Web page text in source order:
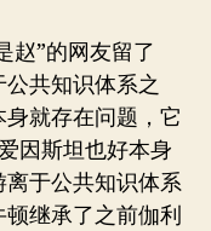
赵”的网友留了
共知识体系之
就存在问题，它
因斯坦也好本身
于公共知识体系
继承了之前伽利